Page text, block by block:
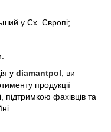
у Сх. Європі;
у diamantpol , ви
продукції
підтримкою фахівців та